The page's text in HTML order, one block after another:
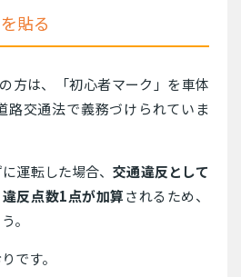
貼る
方は、「初心者マーク」を車体
路交通法で義務づけられていま
運転した場合、交通違反として
反点数1点が加算されるため、
。
です。